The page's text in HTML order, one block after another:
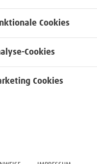
Cookies
Cookies
Cookies